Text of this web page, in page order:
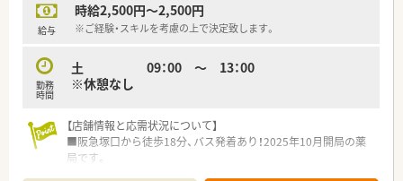
給与
時給2,500円～2,500円
※ご経験・スキルを考慮の上で決定致します。
勤務
時間
土 09：00 ～ 13：00
※休憩なし
【店舗情報と応需状況について】
■阪急塚口から徒歩18分、バス発着あり！2025年10月開局の薬
局です。